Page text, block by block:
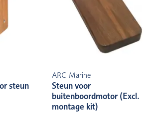
steun
ARC Marine
Steun voor
buitenboordmotor (Excl.
montage kit)